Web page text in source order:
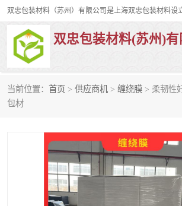
双忠包装材料(苏州)有
当前位置： 首页 > 供应商机 > 缠绕膜 > 柔韧性
包材打孔缠绕膜
裹包网兜 纤维打
充气袋
缠绕膜